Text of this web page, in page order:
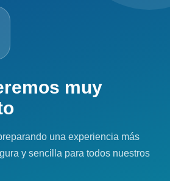
muy
una experiencia más
y sencilla para todos nuestros